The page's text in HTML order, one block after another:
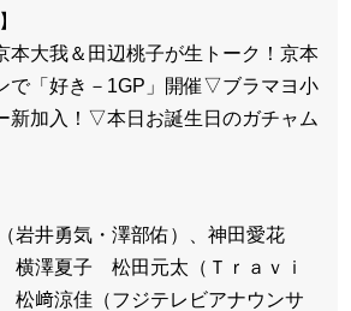
本大我＆田辺桃子が生トーク！京本
で「好き－1GP」開催▽ブラマヨ小
新加入！▽本日お誕生日のガチャム
岩井勇気・澤部佑）、神田愛花
横澤夏子 松田元太（Ｔｒａｖｉ
﨑涼佳（フジテレビアナウンサ